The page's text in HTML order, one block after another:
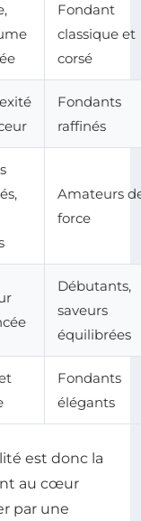
Fondant
classique et
corsé
Fondants
raffinés
Amateurs
force
Débutants,
saveurs
équilibrées
Fondants
élégants
est donc la
au cœur
par une